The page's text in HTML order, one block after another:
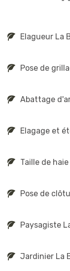
Elagueur La
Pose de
Abattage
Elagage et
Taille de
Pose de
Paysagiste
Jardinier La